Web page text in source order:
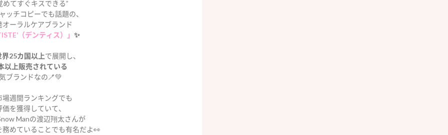
めてすぐキスできる”
ッチコピーでも話題の、
オーラルケアブランド
（デンティス）」 ✨
界25カ国以上で展開し、
以上販売されている
ブランドなの🪥💚
場週間ランキングでも
価を獲得していて、
Manの渡辺翔太さんが
務めていることでも有名だよ👀